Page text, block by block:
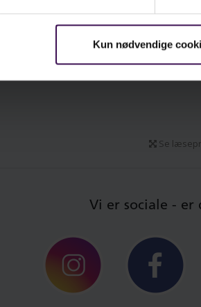
Kun nødvendige
de indbyrdes relationer mellem
med at du får redskaber til at
børnenes udvikling, bliver du
Se
Vi er sociale - er